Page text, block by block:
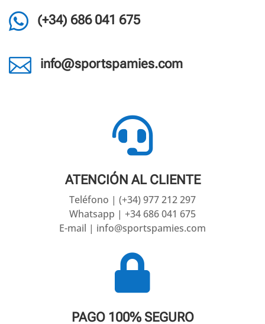
 (+34) 686 041 675
 info@sportspamies.com

ATENCIÓN AL CLIENTE
Teléfono | (+34) 977 212 297
Whatsapp | +34 686 041 675
E-mail | info@sportspamies.com

PAGO 100% SEGURO